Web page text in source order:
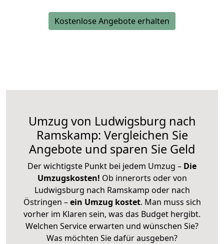
Kostenlose Angebote erhalten
Umzug von Ludwigsburg nach
Ramskamp: Vergleichen Sie
Angebote und sparen Sie Geld
Der wichtigste Punkt bei jedem Umzug – Die
Umzugskosten! Ob innerorts oder von
Ludwigsburg nach Ramskamp oder nach
Östringen –ein Umzug kostet. Man muss sich
vorher im Klaren sein, was das Budget hergibt.
Welchen Service erwarten und wünschen Sie?
Was möchten Sie dafür ausgeben?